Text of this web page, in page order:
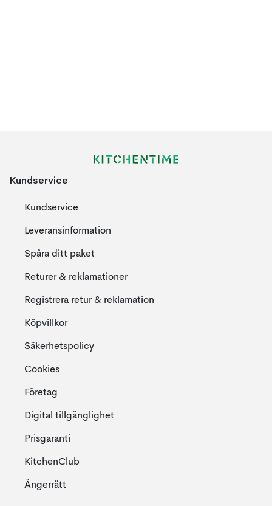
Kundservice
Kundservice
Leveransinformation
Spåra ditt paket
Returer & reklamationer
Registrera retur & reklamation
Köpvillkor
Säkerhetspolicy
Cookies
Företag
Digital tillgänglighet
Prisgaranti
KitchenClub
Ångerrätt